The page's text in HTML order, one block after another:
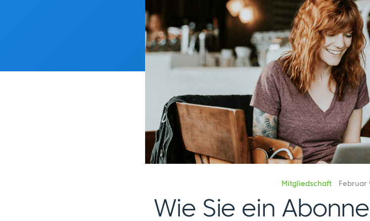
Mitgliedschaft Februar
Wie Sie ein